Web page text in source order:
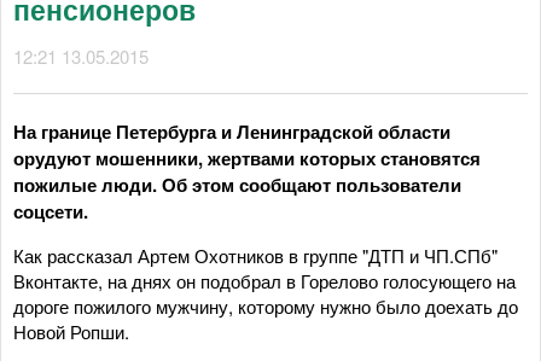
пенсионеров
12:21 13.05.2015
На границе Петербурга и Ленинградской области
орудуют мошенники, жертвами которых становятся
пожилые люди. Об этом сообщают пользователи
соцсети.
Как рассказал Артем Охотников в группе "ДТП и ЧП.СПб"
Вконтакте, на днях он подобрал в Горелово голосующего на
дороге пожилого мужчину, которому нужно было доехать до
Новой Ропши.